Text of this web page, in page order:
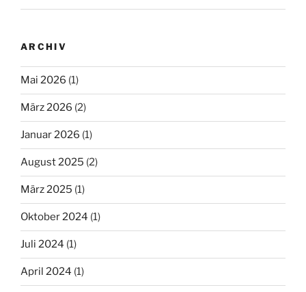
ARCHIV
Mai 2026 (1)
März 2026 (2)
Januar 2026 (1)
August 2025 (2)
März 2025 (1)
Oktober 2024 (1)
Juli 2024 (1)
April 2024 (1)